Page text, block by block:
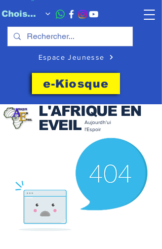
Choisissez quand l'envoyer
Espace Jeunesse
e-Kiosque
L'AFRIQUE EN
EVEIL Aujourdh'ui
l'Espoir